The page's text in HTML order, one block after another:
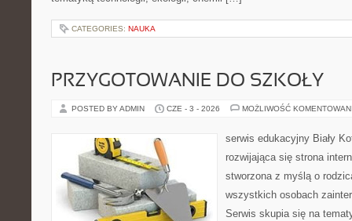
CATEGORIES: NAUKA
PRZYGOTOWANIE DO SZKOŁY
POSTED BY ADMIN CZE - 3 - 2026 MOŻLIWOŚĆ
serwis edukacyjny Biały
rozwijająca się strona
stworzona z myślą o
wszystkich osobach
Serwis skupia się na